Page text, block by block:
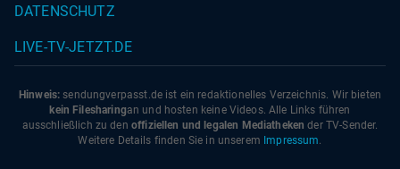
DATENSCHUTZ
LIVE-TV-JETZT.DE
Hinweis: sendungverpasst.de ist ein redaktionelles Verzeichnis. Wir bieten
kein Filesharingan und hosten keine Videos. Alle Links führen
ausschließlich zu den offiziellen und legalen Mediatheken der TV-Sender.
Weitere Details finden Sie in unserem Impressum.